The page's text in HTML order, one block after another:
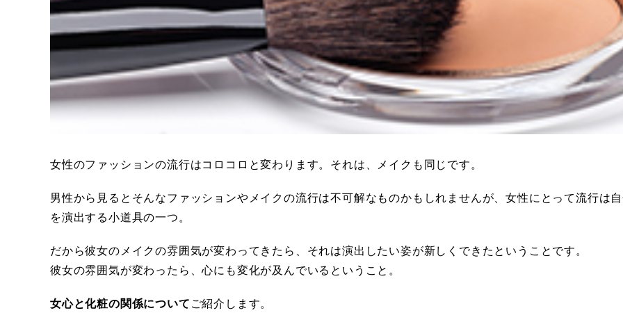
女性のファッションの流行はコロコロと変わります。それは、メイクも同じです。
男性から見るとそんなファッションやメイクの流行は不可解なものかもしれませんが、女性にとって流行は
を演出する小道具の一つ。
だから彼女のメイクの雰囲気が変わってきたら、それは演出したい姿が新しくできたということです。
彼女の雰囲気が変わったら、心にも変化が及んでいるということ。
女心と化粧の関係について ご紹介します。